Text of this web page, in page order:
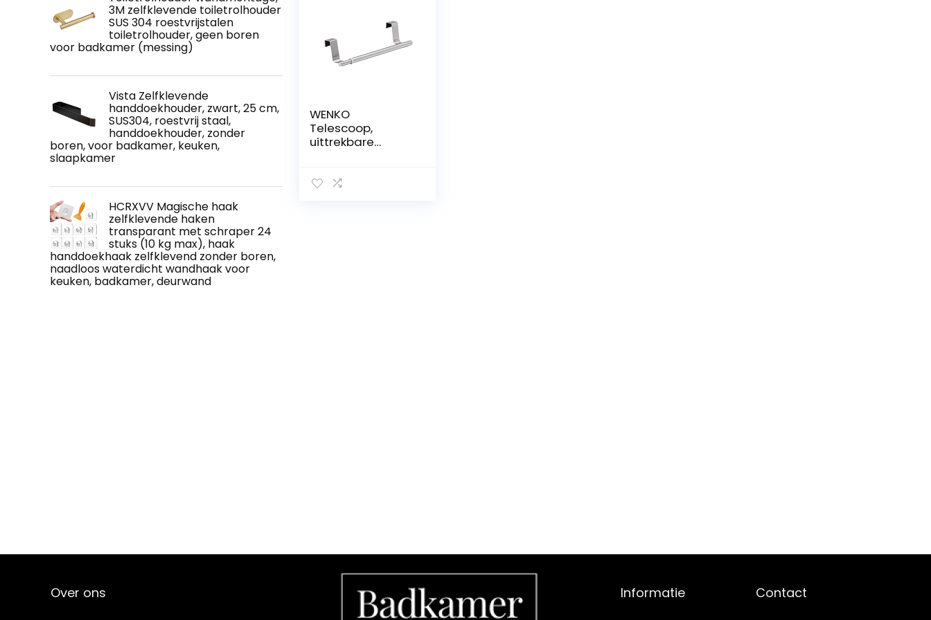
3M zelfklevende toiletrolhouder
SUS 304 roestvrijstalen
toiletrolhouder, geen boren
voor badkamer (messing)
Vista Zelfklevende
handdoekhouder, zwart, 25 cm,
SUS304, roestvrij staal,
handdoekhouder, zonder
boren, voor badkamer, keuken,
slaapkamer
HCRXVV Magische haak
zelfklevende haken
transparant met schraper 24
stuks (10 kg max), haak
handdoekhaak zelfklevend zonder boren,
naadloos waterdicht wandhaak voor
keuken, badkamer, deurwand
WENKO
Telescoop,
uittrekbare
badkamer, om op
Over ons Informatie Contact